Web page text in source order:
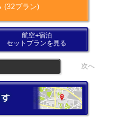
(32プラン)
航空+宿泊
セットプランを見る
次へ